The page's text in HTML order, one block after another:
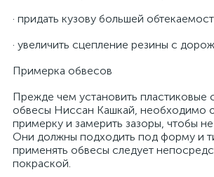
· придать кузову большей
· увеличить сцепление резины с
Примерка обвесов
Прежде чем установить пластиковые
обвесы Ниссан Кашкай, необходимо
примерку и замерить зазоры, чтобы
Они должны подходить под форму и
применять обвесы следует
покраской.